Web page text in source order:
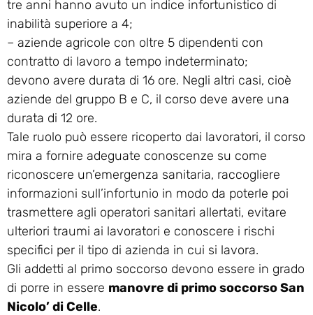
tre anni hanno avuto un indice infortunistico di
inabilità superiore a 4;
– aziende agricole con oltre 5 dipendenti con
contratto di lavoro a tempo indeterminato;
devono avere durata di 16 ore. Negli altri casi, cioè
aziende del gruppo B e C, il corso deve avere una
durata di 12 ore.
Tale ruolo può essere ricoperto dai lavoratori, il corso
mira a fornire adeguate conoscenze su come
riconoscere un’emergenza sanitaria, raccogliere
informazioni sull’infortunio in modo da poterle poi
trasmettere agli operatori sanitari allertati, evitare
ulteriori traumi ai lavoratori e conoscere i rischi
specifici per il tipo di azienda in cui si lavora.
Gli addetti al primo soccorso devono essere in grado
di porre in essere manovre di primo soccorso San
Nicolo’ di Celle.